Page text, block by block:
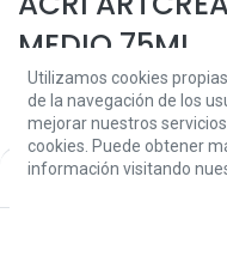
Price:
MEDIO 75ML
Un acrílico de calidad
La pintura es pastosa,
puede sobrepintar casi de
3,96€
Utilizamos cookies
de la navegación de los
mejorar nuestros
cookies. Puede obtener
información visitando